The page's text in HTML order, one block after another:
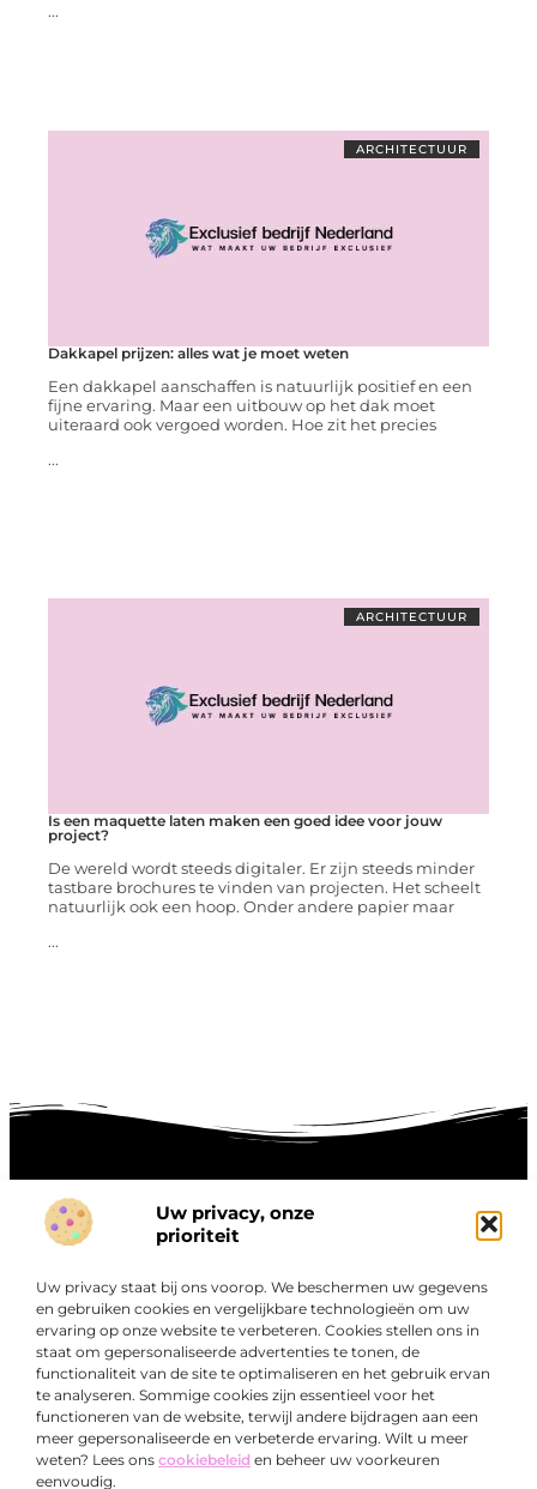
Uw privacy, onze
prioriteit
Uw privacy staat bij ons voorop. We beschermen uw gegevens
en gebruiken cookies en vergelijkbare technologieën om uw
ervaring op onze website te verbeteren. Cookies stellen ons in
staat om gepersonaliseerde advertenties te tonen, de
functionaliteit van de site te optimaliseren en het gebruik ervan
te analyseren. Sommige cookies zijn essentieel voor het
functioneren van de website, terwijl andere bijdragen aan een
meer gepersonaliseerde en verbeterde ervaring. Wilt u meer
weten? Lees ons cookiebeleid en beheer uw voorkeuren
eenvoudig.
...
ARCHITECTUUR
Dakkapel prijzen: alles wat je moet weten
Een dakkapel aanschaffen is natuurlijk positief en een
fijne ervaring. Maar een uitbouw op het dak moet
uiteraard ook vergoed worden. Hoe zit het precies
...
ARCHITECTUUR
Is een maquette laten maken een goed idee voor jouw
project?
De wereld wordt steeds digitaler. Er zijn steeds minder
tastbare brochures te vinden van projecten. Het scheelt
natuurlijk ook een hoop. Onder andere papier maar
...
Over
Bedrijf
“Ontdek een wereld van boeiende blogs en artikelen die
je zowel inspireren als informeren.”
Bij Exclusiefbedrijf.nl draait alles om het leveren van
kwalitatieve inzichten en verhalen die jouw dagelijks leven
verrijken en je uitdagen om verder te denken.
Onze informatie